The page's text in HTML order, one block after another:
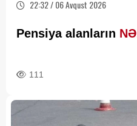
22:32 / 06 Avqust 2026
Pensiya alanların
111